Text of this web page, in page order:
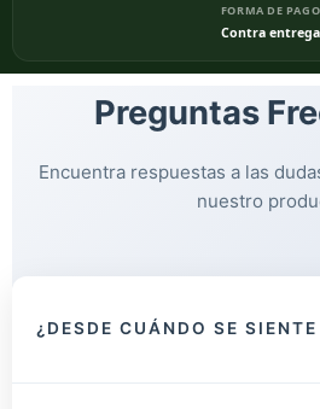
FORMA DE PAGO
Contra entrega
Preguntas
Encuentra respuestas a las
nuestro
¿DESDE CUÁNDO SE